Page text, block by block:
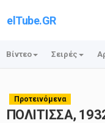
elTube.GR
Βίντεο Σειρές
Προτεινόμενα
ΠΟΛΙΤΙΣΣΑ,